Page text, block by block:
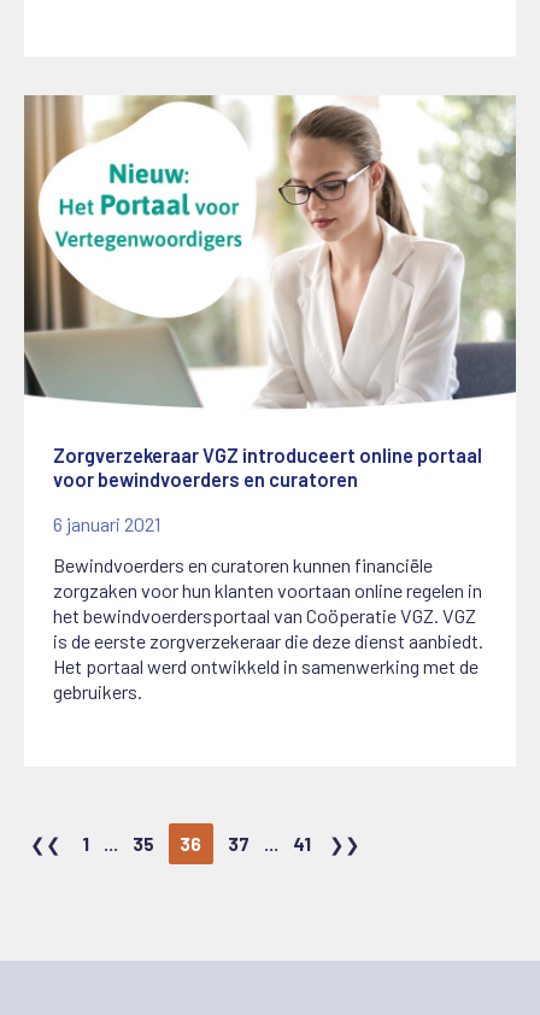
Zorgverzekeraar VGZ introduceert online portaal
voor bewindvoerders en curatoren
6 januari 2021
Bewindvoerders en curatoren kunnen financiële
zorgzaken voor hun klanten voortaan online regelen in
het bewindvoerdersportaal van Coöperatie VGZ. VGZ
is de eerste zorgverzekeraar die deze dienst aanbiedt.
Het portaal werd ontwikkeld in samenwerking met de
gebruikers.
1 ... 35 36 37 ... 41